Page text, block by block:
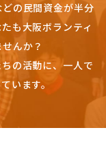
の民間資金が半分
も大阪ボランティ
んか？
の活動に、一人で
います。